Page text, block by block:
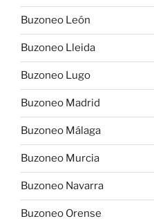
Buzoneo León
Buzoneo Lleida
Buzoneo Lugo
Buzoneo Madrid
Buzoneo Málaga
Buzoneo Murcia
Buzoneo Navarra
Buzoneo Orense